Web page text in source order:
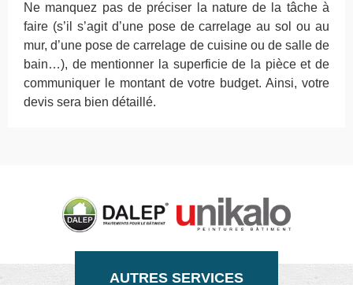
Ne manquez pas de préciser la nature de la tâche à
faire (s’il s’agit d’une pose de carrelage au sol ou au
mur, d’une pose de carrelage de cuisine ou de salle de
bain…), de mentionner la superficie de la pièce et de
communiquer le montant de votre budget. Ainsi, votre
devis sera bien détaillé.
AUTRES SERVICES